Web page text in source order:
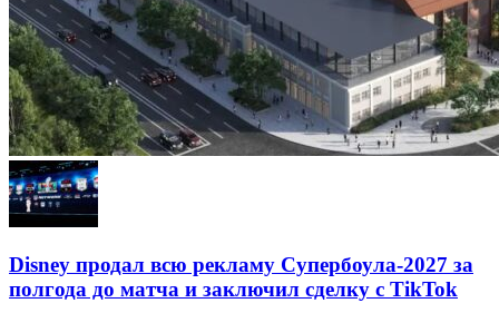
Disney продал всю рекламу Супербоула-2027 за
полгода до матча и заключил сделку с TikTok